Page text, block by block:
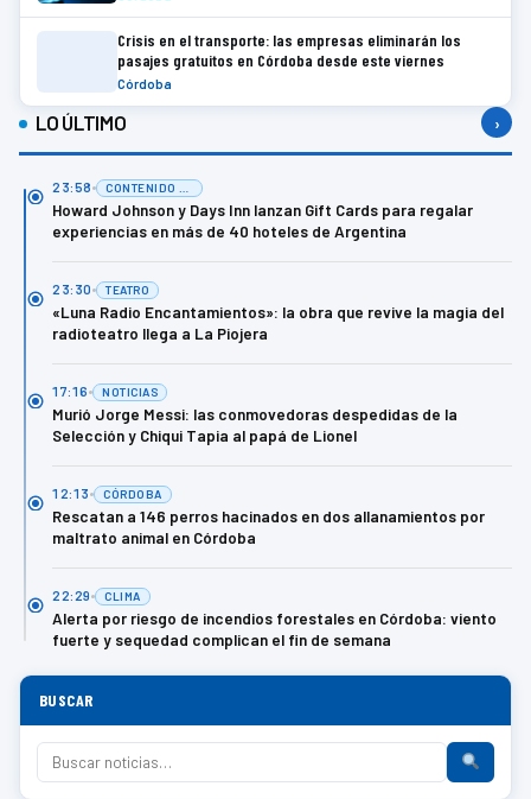
Crisis en el transporte: las empresas eliminarán los
pasajes gratuitos en Córdoba desde este viernes
Córdoba
LO ÚLTIMO ›
23:58
Howard Johnson y Days Inn lanzan Gift Cards para regalar
experiencias en más de 40 hoteles de Argentina
23:30 TEATRO
«Luna Radio Encantamientos»: la obra que revive la magia del
radioteatro llega a La Piojera
17:16 NOTICIAS
Murió Jorge Messi: las conmovedoras despedidas de la
Selección y Chiqui Tapia al papá de Lionel
12:13 CÓRDOBA
Rescatan a 146 perros hacinados en dos allanamientos por
maltrato animal en Córdoba
22:29 CLIMA
Alerta por riesgo de incendios forestales en Córdoba: viento
fuerte y sequedad complican el fin de semana
BUSCAR